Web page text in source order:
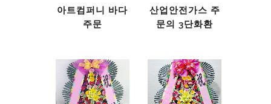
아트컴퍼니 바다
주문
산업안전가스 주
문의 3단화환